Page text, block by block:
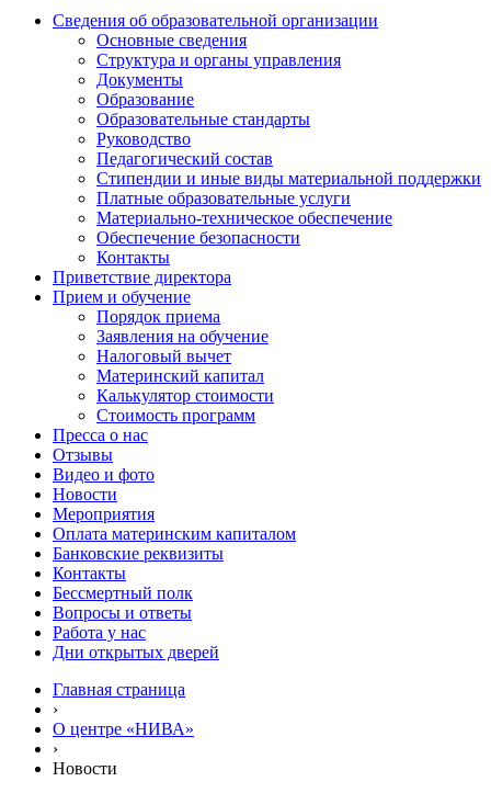
Сведения об образовательной организации
Основные сведения
Структура и органы управления
Документы
Образование
Образовательные стандарты
Руководство
Педагогический состав
Стипендии и иные виды материальной поддержки
Платные образовательные услуги
Материально-техническое обеспечение
Обеспечение безопасности
Контакты
Приветствие директора
Прием и обучение
Порядок приема
Заявления на обучение
Налоговый вычет
Материнский капитал
Калькулятор стоимости
Стоимость программ
Пресса о нас
Отзывы
Видео и фото
Новости
Мероприятия
Оплата материнским капиталом
Банковские реквизиты
Контакты
Бессмертный полк
Вопросы и ответы
Работа у нас
Дни открытых дверей
Главная страница
›
О центре «НИВА»
›
Новости